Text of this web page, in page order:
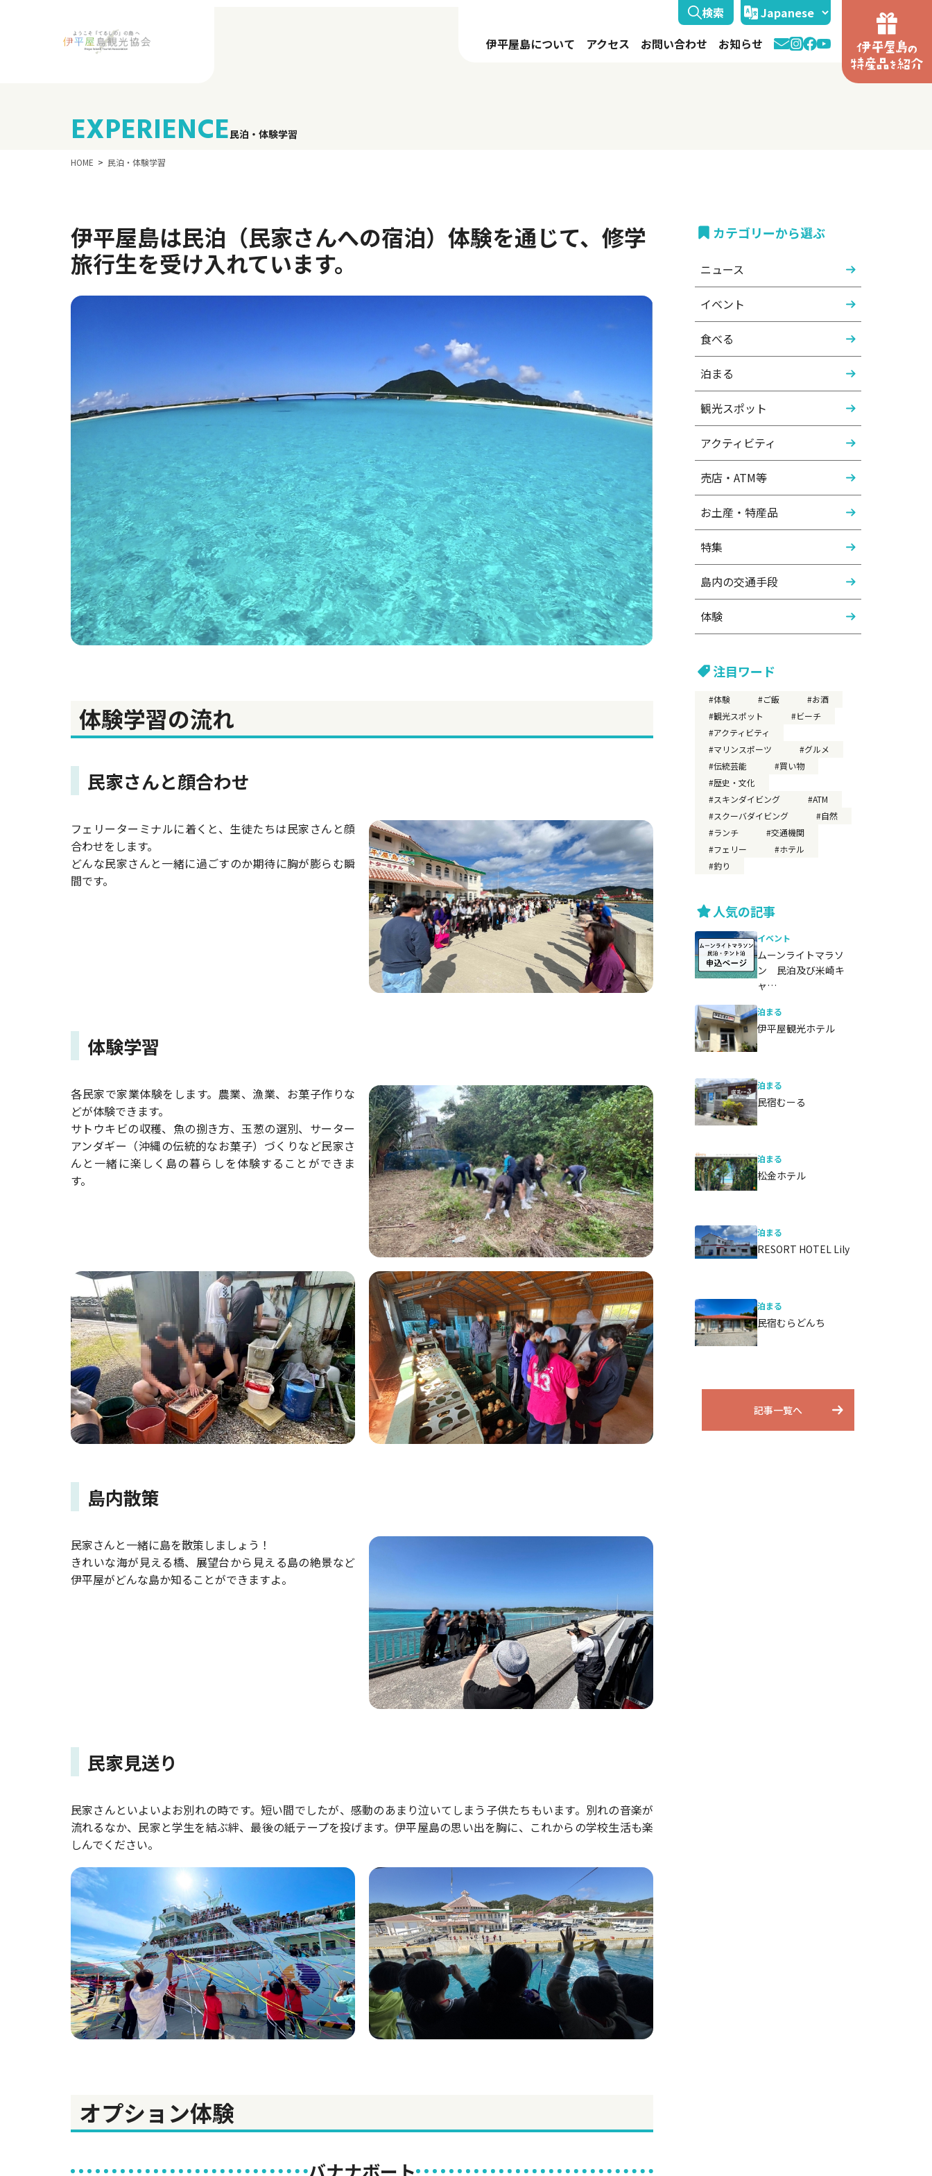
伊平屋島について アクセス お問い合わせ お知らせ
EXPERIENCE民泊・体験学習
HOME 民泊・体験学習
伊平屋島は民泊（民家さんへの宿泊）体験を通じて、修学
旅行生を受け入れています。
体験学習の流れ
民家さんと顔合わせ
フェリーターミナルに着くと、生徒たちは民家さんと顔
合わせをします。
どんな民家さんと一緒に過ごすのか期待に胸が膨らむ瞬
間です。
体験学習
各民家で家業体験をします。農業、漁業、お菓子作りな
どが体験できます。
サトウキビの収穫、魚の捌き方、玉葱の選別、サーター
アンダギー（沖縄の伝統的なお菓子）づくりなど民家さ
んと一緒に楽しく島の暮らしを体験することができま
す。
島内散策
民家さんと一緒に島を散策しましょう！
きれいな海が見える橋、展望台から見える島の絶景など
伊平屋がどんな島か知ることができますよ。
民家見送り
民家さんといよいよお別れの時です。短い間でしたが、感動のあまり泣いてしまう子供たちもいます。別れの音楽が
流れるなか、民家と学生を結ぶ絆、最後の紙テープを投げます。伊平屋島の思い出を胸に、これからの学校生活も楽
しんでください。
オプション体験
カテゴリーから選ぶ
ニュース
イベント
食べる
泊まる
観光スポット
アクティビティ
売店・ATM等
お土産・特産品
特集
島内の交通手段
体験
注目ワード
体験 ご飯
お酒
観光スポット
ビーチ
アクティビティ
マリンスポーツ
グルメ
伝統芸能
買い物
歴史・文化
スキンダイビング
ATM
スクーバダイビング
自然
ランチ
交通機関
フェリー
ホテル
釣り
人気の記事
イベント
ムーンライトマラソ
ン 民泊及び米崎キ
ャ…
泊まる
伊平屋観光ホテル
泊まる
民宿むーる
泊まる
松金ホテル
泊まる
RESORT HOTEL Lily
泊まる
民宿むらどんち
記事一覧へ